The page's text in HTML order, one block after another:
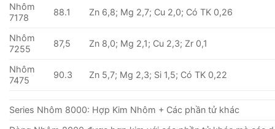
Nhôm
7178
88.1 Zn 6,8; Mg 2,7; Cu 2,0; Có TK 0,26
Nhôm
7255
87,5 Zn 8,0; Mg 2,1; Cu 2,3; Zr 0,1
Nhôm
7475
90.3 Zn 5,7; Mg 2,3; Si 1,5; Có TK 0,22
Series Nhôm 8000: Hợp Kim Nhôm + Các phần tử khác